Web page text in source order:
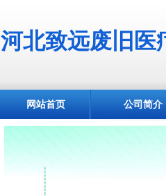
河北致远废旧医
网站首页 公司简介